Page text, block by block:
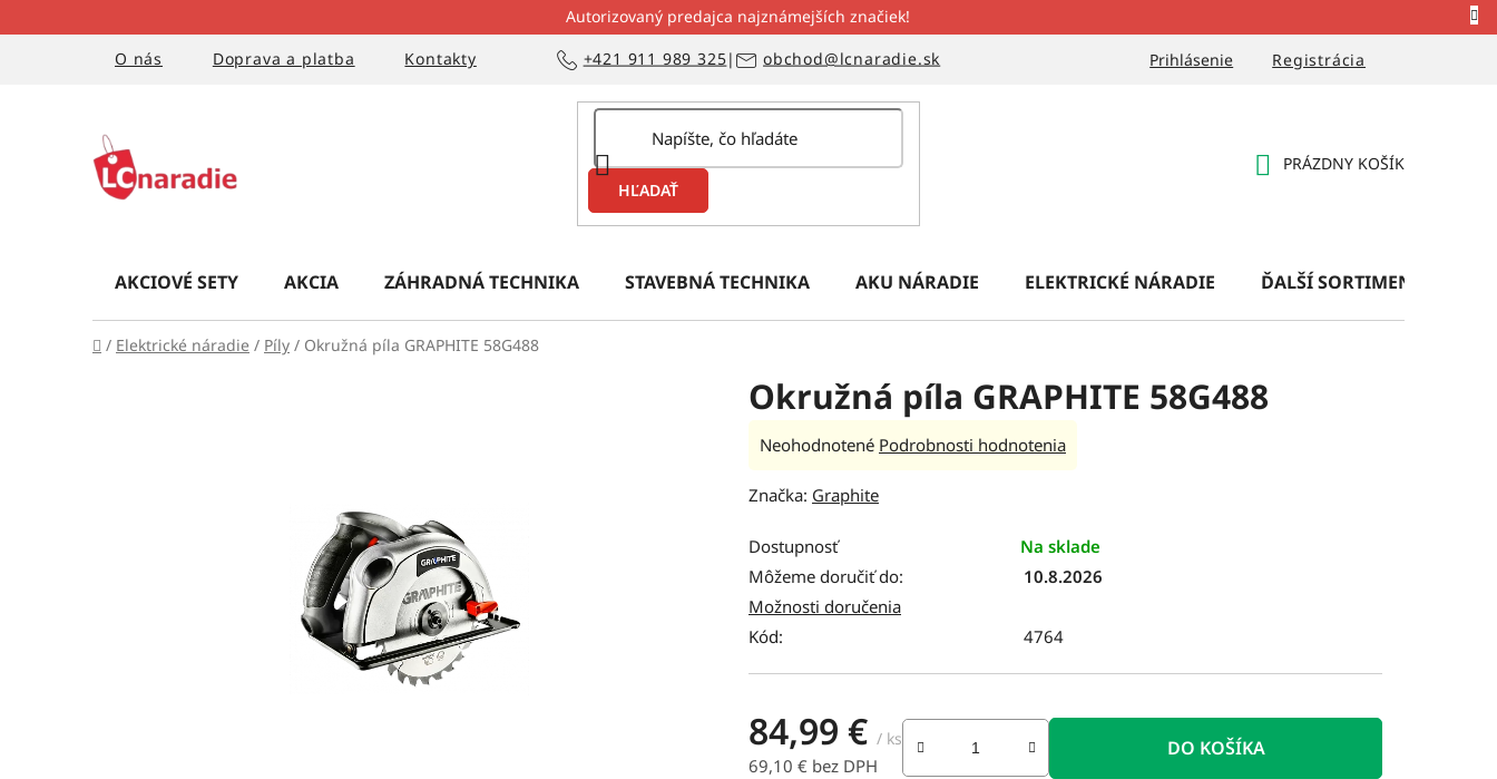
na
Autorizovaný predajca najznámejších značiek!
O nás
Doprava a platba Kontakty Prihlásenie Registrácia
+421 911 989 325| obchod@lcnaradie.sk
HĽADAŤ
PRÁZDNY KOŠÍK
AKCIOVÉ SETY AKCIA ZÁHRADNÁ TECHNIKA STAVEBNÁ TECHNIKA AKU NÁRADIE ELEKTRICKÉ NÁRADIE ĎALŠÍ SORTIMENT
Domov
/ Elektrické náradie / Píly / Okružná píla GRAPHITE 58G488
Okružná píla GRAPHITE 58G488
Priemerné
produktu
0,0
z
5
hviezdičiek.
Neohodnotené Podrobnosti hodnotenia
Značka: Graphite
Dostupnosť
Na sklade
Môžeme doručiť do:
10.8.2026
Možnosti doručenia
Kód:
4764
84,99 € / ks
69,10 € bez DPH
DO KOŠÍKA